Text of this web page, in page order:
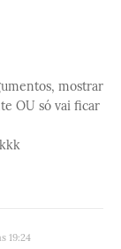
mostrar
OU só vai ficar
19:24